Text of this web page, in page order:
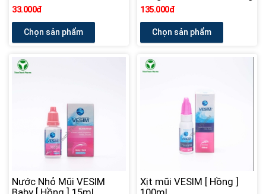
33.000đ
Chọn sản phẩm
135.000đ
Chọn sản phẩm
Nước Nhỏ Mũi VESIM
Xịt mũi VESIM [ Hồng ]